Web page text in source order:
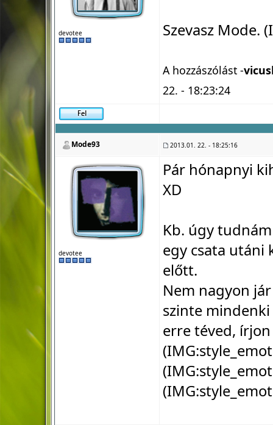
devotee Szevasz Mode.
A hozzászólást -
22. - 18:23:24
Mode93 2013.01. 22. - 18:25:16
devotee
Pár hónapnyi
XD
Kb. úgy
egy csata utáni
előtt.
Nem nagyon
szinte mindenki
erre téved,
(IMG:
(IMG:
(IMG: